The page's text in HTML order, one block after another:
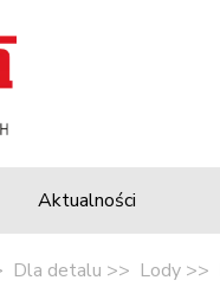
Aktualności
Dla detalu Lody